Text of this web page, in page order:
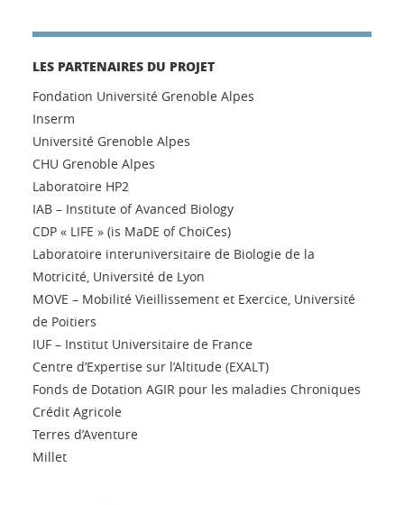
LES PARTENAIRES DU PROJET
Fondation Université Grenoble Alpes
Inserm
Université Grenoble Alpes
CHU Grenoble Alpes
Laboratoire HP2
IAB – Institute of Avanced Biology
CDP « LIFE » (is MaDE of ChoiCes)
Laboratoire interuniversitaire de Biologie de la
Motricité, Université de Lyon
MOVE – Mobilité Vieillissement et Exercice, Université
de Poitiers
IUF – Institut Universitaire de France
Centre d’Expertise sur l’Altitude (EXALT)
Fonds de Dotation AGIR pour les maladies Chroniques
Crédit Agricole
Terres d’Aventure
Millet